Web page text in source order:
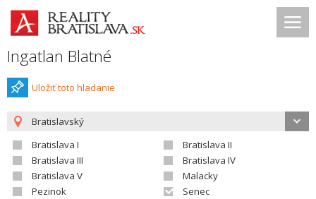
Ingatlan Blatné
Uložiť toto hladanie
Bratislavský
Bratislava I
Bratislava II
Bratislava III
Bratislava IV
Bratislava V
Malacky
Pezinok
Senec